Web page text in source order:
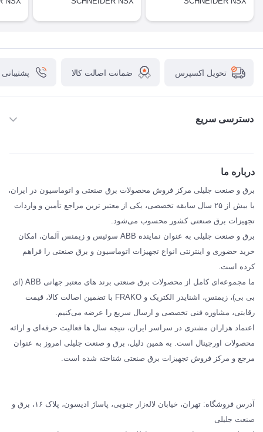
تحویل اکسپرس ضمانت اصالت کالا
دسترسی سریع
SCHNEIDER
فراکو FRAKO
مقالات تخصصی برق صنعتی
درباره ما
برق و صنعت جلیلی مرکز فروش محصولات برق صنعتی و اتوماسیون در ایران،
با بیش از ۲۵ سال سابقه تخصصی، یکی از معتبر ترین مراجع تأمین و واردات
تجهیزات برق صنعتی کشور محسوب می‌شود.
برق و صنعت جلیلی به عنوان نماینده ABB سوئیس و زیمنس آلمان، امکان
خرید حضوری و اینترنتی انواع تجهیزات اتوماسیون و برق صنعتی را فراهم
کرده است.
ما مجموعه‌ای کامل از محصولات برق صنعتی برند های معتبر جهانی ABB (ای
بی بی)، زیمنس، اشنایدر الکتریک و FRAKO با تضمین اصالت کالا، قیمت
رقابتی، مشاوره فنی تخصصی و ارسال سریع را عرضه می‌کنیم.
اعتماد هزاران مشتری در سراسر ایران، نتیجه سال ها فعالیت حرفه‌ای و ارائه
محصولات اورجینال است. به همین دلیل، برق و صنعت جلیلی امروز به عنوان
مرجع و مرکز فروش تجهیزات برق صنعتی شناخته شده است.
آدرس فروشگاه: تهران، خیابان لاله‌زار جنوبی، پاساژ ادیسون، پلاک ۱۶، برق و
صنعت جلیلی